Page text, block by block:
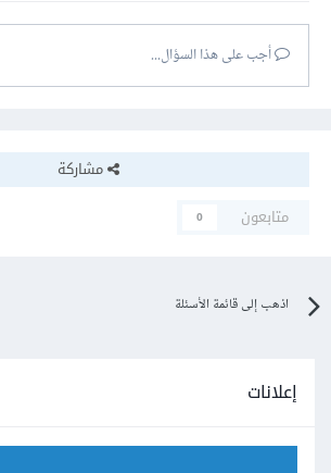
أجب على هذا السؤال...
مشاركة
متابعون
0
اذهب إلى قائمة الأسئلة
إعلانات